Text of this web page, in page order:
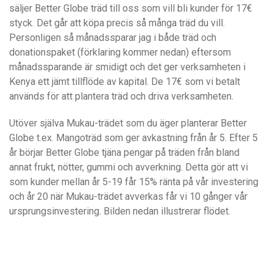
säljer Better Globe träd till oss som vill bli kunder för 17€
styck. Det går att köpa precis så många träd du vill.
Personligen så månadssparar jag i både träd och
donationspaket (förklaring kommer nedan) eftersom
månadssparande är smidigt och det ger verksamheten i
Kenya ett jämt tillflöde av kapital. De 17€ som vi betalt
används för att plantera träd och driva verksamheten.
Utöver själva Mukau-trädet som du äger planterar Better
Globe t.ex. Mangoträd som ger avkastning från år 5. Efter 5
år börjar Better Globe tjäna pengar på träden från bland
annat frukt, nötter, gummi och avverkning. Detta gör att vi
som kunder mellan år 5-19 får 15% ränta på vår investering
och år 20 när Mukau-trädet avverkas får vi 10 gånger vår
ursprungsinvestering. Bilden nedan illustrerar flödet.